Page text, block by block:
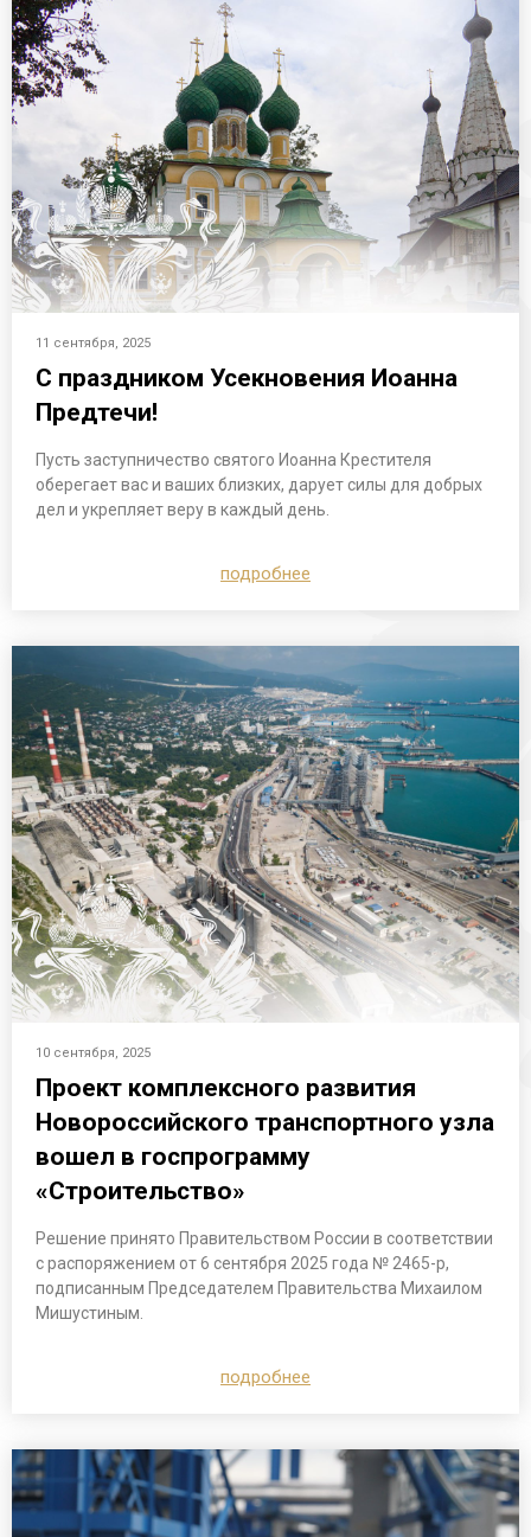
11 сентября, 2025
С праздником Усекновения Иоанна
Предтечи!
Пусть заступничество святого Иоанна Крестителя
оберегает вас и ваших близких, дарует силы для добрых
дел и укрепляет веру в каждый день.
подробнее
10 сентября, 2025
Проект комплексного развития
Новороссийского транспортного узла
вошел в госпрограмму
«Строительство»
Решение принято Правительством России в соответствии
с распоряжением от 6 сентября 2025 года № 2465-р,
подписанным Председателем Правительства Михаилом
Мишустиным.
подробнее